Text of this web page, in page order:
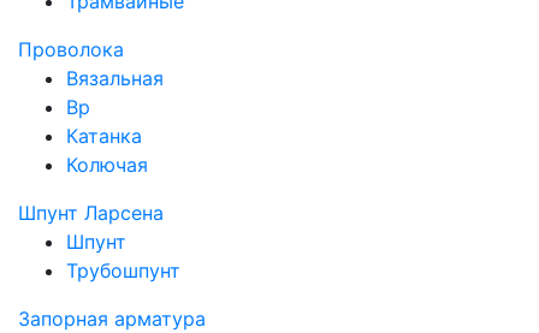
Проволока
Вязальная
Вр
Катанка
Колючая
Шпунт Ларсена
Шпунт
Трубошпунт
Запорная арматура